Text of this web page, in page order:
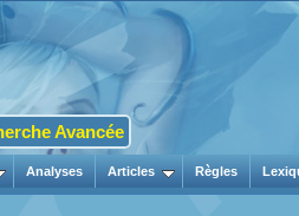
Avancée
Analyses Articles Règles